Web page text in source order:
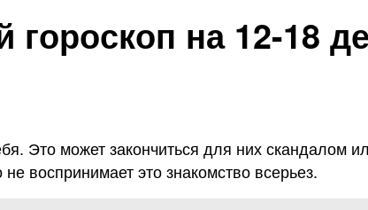
на 12-18
Это может закончиться для них скандалом
воспринимает это знакомство всерьез.